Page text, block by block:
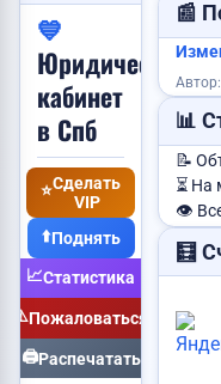
Сниму квартиру
Сделаю сайт
Требуется повар
Пропала
💙
Юридический
кабинет
в Спб
⭐Сделать
VIP
⬆️Поднять
📈Статистика
⚠️Пожаловаться
🖨️Распечатать
📰
📊
📝
⏳ На
👁️
🧮